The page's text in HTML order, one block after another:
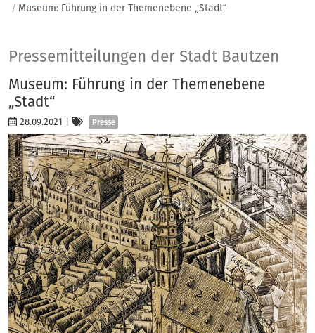
Museum: Führung in der Themenebene „Stadt“
Presse
Pressemitteilungen der Stadt Bautzen
Museum: Führung in der Themenebene
„Stadt“
28.09.2021 Kategorien
Presse